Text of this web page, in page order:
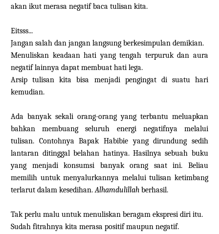
akan ikut merasa negatif baca tulisan kita.
Eitsss...
Jangan salah dan jangan langsung berkesimpulan demikian.
Menuliskan keadaan hati yang tengah terpuruk dan aura
negatif lainnya dapat membuat hati lega.
Arsip tulisan kita bisa menjadi pengingat di suatu hari
kemudian.
Ada banyak sekali orang-orang yang terbantu meluapkan
bahkan membuang seluruh energi negatifnya melalui
tulisan. Contohnya Bapak Habibie yang dirundung sedih
lantaran ditinggal belahan hatinya. Hasilnya sebuah buku
yang menjadi konsumsi banyak orang saat ini. Beliau
memilih untuk menyalurkannya melalui tulisan ketimbang
terlarut dalam kesedihan.Alhamdulillah berhasil.
Tak perlu malu untuk menuliskan beragam ekspresi diri itu.
Sudah fitrahnya kita merasa positif maupun negatif.